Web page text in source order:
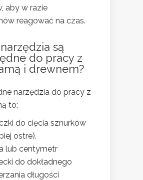
aby w razie
reagować na czas.
są
do pracy z
i drewnem?
narzędzia do pracy z
to:
do cięcia sznurków
ostre).
lub centymetr
do dokładnego
długości